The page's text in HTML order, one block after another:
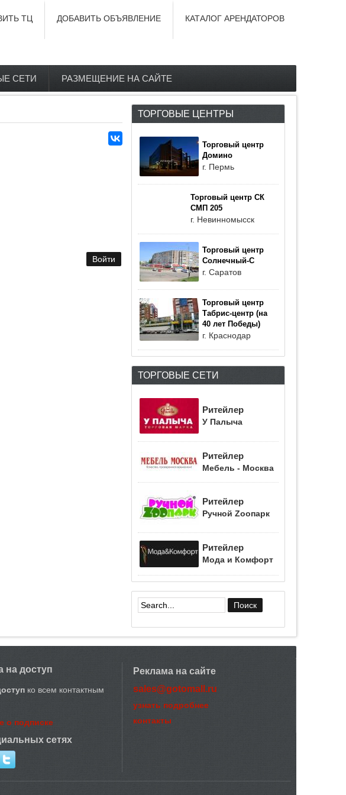
КАТАЛОГ АРЕНДАТОРОВ
ДОБАВИТЬ ОБЪЯВЛЕНИЕ
ТЦ
СЕТИ РАЗМЕЩЕНИЕ НА САЙТЕ
ТОРГОВЫЕ ЦЕНТРЫ
Торговый центр
Домино
г. Пермь
Торговый центр СК
СМП 205
г. Невинномысск
Торговый центр
Солнечный-С
г. Саратов
Торговый центр
Табрис-центр (на
40 лет Победы)
г. Краснодар
ТОРГОВЫЕ СЕТИ
Ритейлер
У Палыча
Ритейлер
Мебель - Москва
Ритейлер
Ручной Zоопарк
Ритейлер
Мода и Комфорт
Форма поиска
на доступ
ко всем контактным
о подписке
сетях
Реклама на сайте
sales@gotomall.ru
узнать подробнее
контакты